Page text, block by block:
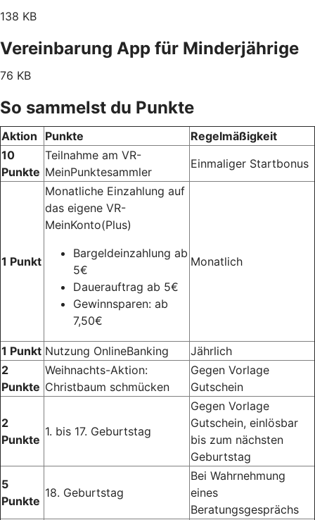
138 KB
Vereinbarung App für Minderjährige
76 KB
So sammelst du Punkte
Aktion Punkte
Regelmäßigkeit
10
Punkte
Teilnahme am VR-
MeinPunktesammler
Einmaliger Startbonus
1 Punkt
Monatliche Einzahlung auf
das eigene VR-
MeinKonto(Plus)
Bargeldeinzahlung ab
5€
Dauerauftrag ab 5€
Gewinnsparen: ab
7,50€
Monatlich
1 Punkt Nutzung OnlineBanking
Jährlich
2
Punkte
Weihnachts-Aktion:
Christbaum schmücken
Gegen Vorlage
Gutschein
2
Punkte
1. bis 17. Geburtstag
Gegen Vorlage
Gutschein, einlösbar
bis zum nächsten
Geburtstag
5
Punkte
18. Geburtstag
Bei Wahrnehmung
eines
Beratungsgesprächs